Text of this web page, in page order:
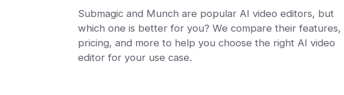
Submagic and Munch are popular AI video editors, but
which one is better for you? We compare their features,
pricing, and more to help you choose the right AI video
editor for your use case.